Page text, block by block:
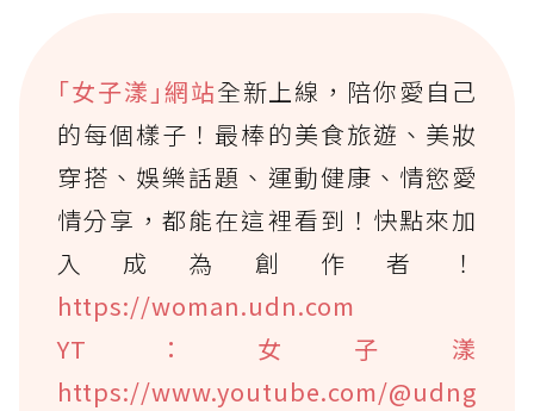
｢女子漾｣網站全新上線，陪你愛自己
的每個樣子！最棒的美食旅遊、美妝
穿搭、娛樂話題、運動健康、情慾愛
情分享，都能在這裡看到！快點來加
入成為創作者！
https://woman.udn.com
YT：女子漾
https://www.youtube.com/@udng